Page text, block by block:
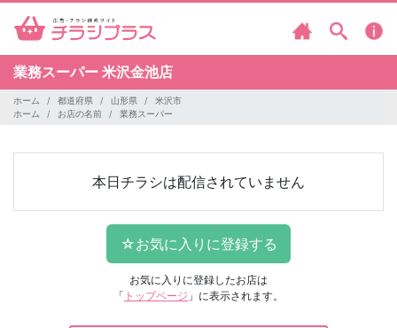
業務スーパー 米沢金池店
ホーム 都道府県 山形県
米沢市
ホーム
お店の名前 業務スーパー
本日チラシは配信されていません
お気に入りに登録したお店は
「 トップページ 」に表示されます。